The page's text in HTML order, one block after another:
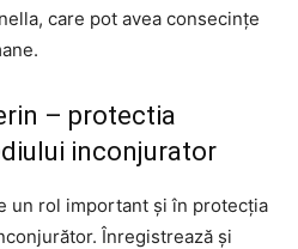
care pot avea consecințe
– protectia
inconjurator
un rol important și în protecția
Înregistrează și